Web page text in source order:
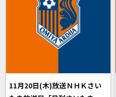
11月20日(木)放送ＮＨＫさい